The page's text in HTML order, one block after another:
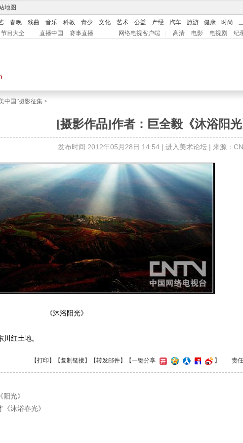
地图
春晚 戏曲 音乐 科教 青少 文化 艺术 公益 产经 汽车 旅游 健康 时尚
节目大全 直播中国 赛事直播 网络电视客户端 高清 电影 电视剧 纪
中国”摄影征集 >
[摄影作品]作者：巨全毅《沐浴阳光
发布时间:2012年05月28日 14:54 | 进入美术论坛 | 来源：
《沐浴阳光》
红土地。
【打印 】【复制链接】【转发邮件】 【一键分享 】 责
光》
沐浴春光》